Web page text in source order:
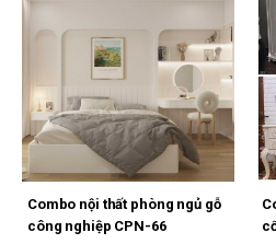
Combo nội thất phòng ngủ gỗ
công nghiệp CPN-66